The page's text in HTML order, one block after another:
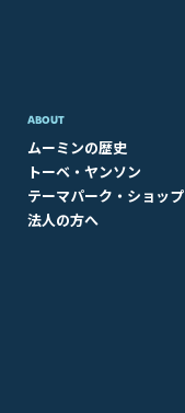
ABOUT​
ムーミンの歴史
トーベ・ヤンソン
テーマパーク・ショップ
法人の方へ